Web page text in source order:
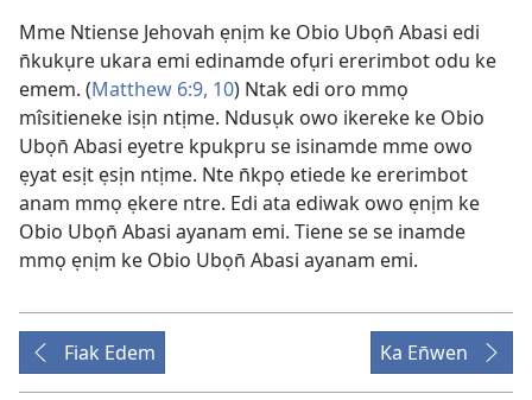
Mme Ntiense Jehovah ẹnịm ke Obio Ubọn̄ Abasi edi
n̄kukụre ukara emi edinamde ofụri ererimbot odu ke
emem. (Matthew 6:9, 10) Ntak edi oro mmọ
mîsitieneke isịn ntịme. Ndusụk owo ikereke ke Obio
Ubọn̄ Abasi eyetre kpukpru se isinamde mme owo
ẹyat esịt ẹsịn ntịme. Nte n̄kpọ etiede ke ererimbot
anam mmọ ẹkere ntre. Edi ata ediwak owo ẹnịm ke
Obio Ubọn̄ Abasi ayanam emi. Tiene se se inamde
mmọ ẹnịm ke Obio Ubọn̄ Abasi ayanam emi.
Fiak Edem Ka En̄wen